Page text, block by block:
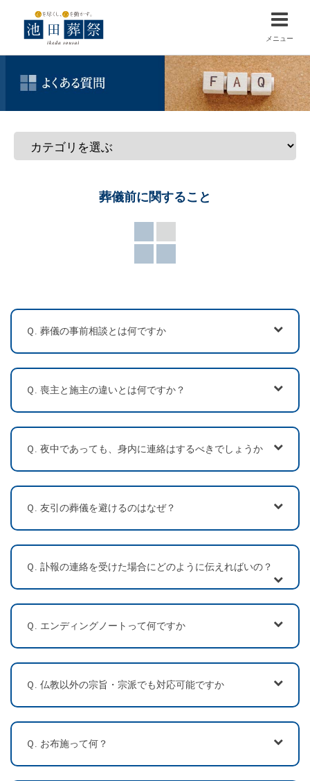
メニュー
葬儀前に関すること
Ｑ. 葬儀の事前相談とは何ですか
Ｑ. 喪主と施主の違いとは何ですか？
Ｑ. 夜中であっても、身内に連絡はするべきでしょうか
Ｑ. 友引の葬儀を避けるのはなぜ？
Ｑ. 訃報の連絡を受けた場合にどのように伝えればいの？
Ｑ. エンディングノートって何ですか
Ｑ. 仏教以外の宗旨・宗派でも対応可能ですか
Ｑ. お布施って何？